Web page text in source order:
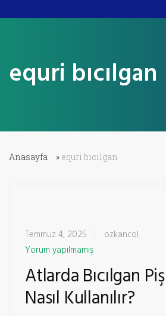
equri bıcılgan
Anasayfa » equri bıcılgan
Temmuz 4, 2025
ozkancol
Yorum yapılmamış
Atlarda Bıcılgan
Nasıl Kullanılır?